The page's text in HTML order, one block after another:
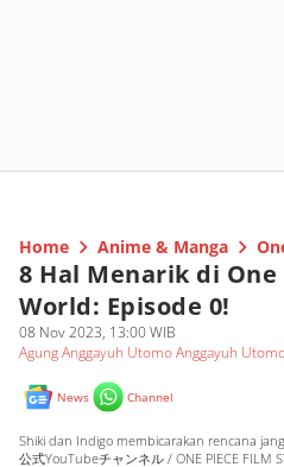
Home Anime & Manga
8 Hal Menarik di
World: Episode 0!
08 Nov 2023, 13:00 WIB
Agung Anggayuh Utomo Anggayuh
News Channel
Shiki dan Indigo membicarakan rencana
公式YouTubeチャンネル / ONE PIECE FILM